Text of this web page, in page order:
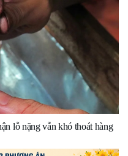
lỗ nặng vẫn khó thoát hàng